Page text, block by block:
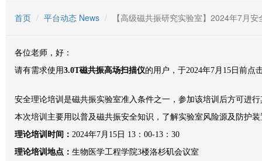
首页 平台动态 News 【高级磁共振研究实验室】2024年7月
各位老师，好：
请有需求使用3.0T磁共振高场扫描仪的用户，于2024年7月 15 日前点
安全理论培训是磁共振实验室准入条件之一，参加该培训后方可进
本次培训主要用以普及磁共振安全知识，了解实验室风险源及防护
理论培训时间： 2024年7月 15 日 13 ： 00-13 ： 30
理论培训地点： 生物医学工程学院3楼洛杉矶会议室